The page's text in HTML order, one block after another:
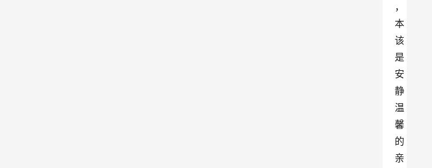
，
本
该
是
安
静
温
馨
的
亲